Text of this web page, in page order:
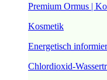
Premium Ormus |
Kosmetik
Energetisch
Chlordioxid-